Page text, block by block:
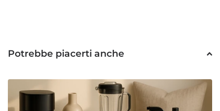
Potrebbe piacerti anche